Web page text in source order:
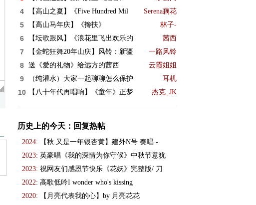
4 【高山之夏】《Five Hundred Mil Serena藕花
5 【高山马年庆】《搀扶》 林子-
6 【坛歌跟风】《浪花里飞出欢乐的 茜西
7 【金蛇狂舞20年山庆】风铃：新疆 一路风铃
8 送《爱的礼物》给远方的茜西 云霞姐姐
9 （纯灌水）大家一起聊聊怎么保护 耳机
10 【八十年代再唱响】《童年》正梦 杰克_JK
历史上的今天：回复热帖
2024:
【秋 又是一年银杏黄】建外N号 奏唱 -
2023: 英豪唱《我的深情为你守候》中秋节意犹
2023: 祝网友们感恩节快乐《花妖》完整版/ 刀
2022: 高歌低吟I wonder who's kissing
2020:
【月亮代表我的心】by 月亮花花